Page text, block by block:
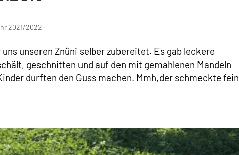
2021/2022
unseren Znüni selber zubereitet. Es gab leckere
geschnitten und auf den mit gemahlenen Mandeln
durften den Guss machen. Mmh,der schmeckte fein